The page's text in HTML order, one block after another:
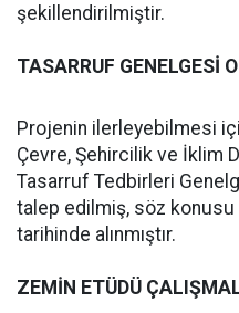
şekillendirilmiştir.
TASARRUF GENELGESİ
Projenin ilerleyebilmesi
Çevre, Şehircilik ve İklim
Tasarruf Tedbirleri
talep edilmiş, söz konusu
tarihinde alınmıştır.
ZEMİN ETÜDÜ